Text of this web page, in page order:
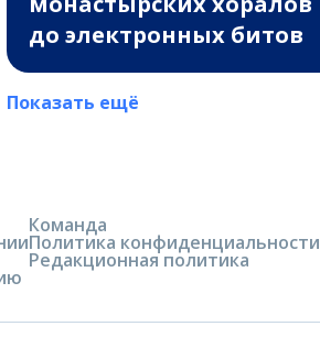
до электронных битов
Показать ещё
Команда
Политика конфиденциальности
Редакционная политика